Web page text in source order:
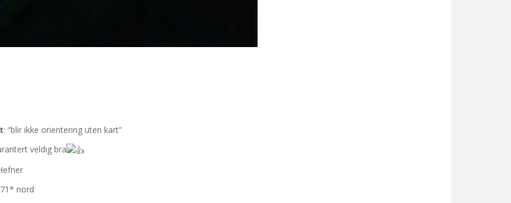
: “blir ikke orientering uten kart”
veldig bra
71* nord